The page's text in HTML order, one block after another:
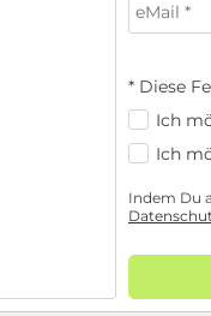
* Diese
Ich
Ich
Indem Du